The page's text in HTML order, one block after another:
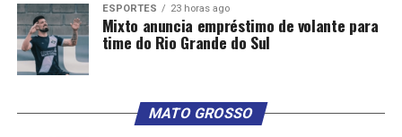
ESPORTES 23 horas ago
Mixto anuncia empréstimo de volante para
time do Rio Grande do Sul
MATO GROSSO